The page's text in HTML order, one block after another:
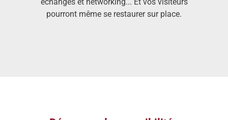
pourront même se restaurer sur place.